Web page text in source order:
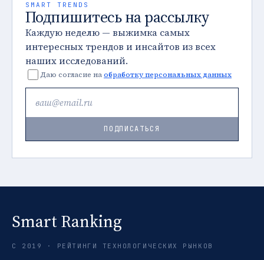
SMART TRENDS
Подпишитесь на рассылку
Каждую неделю — выжимка самых
интересных трендов и инсайтов из всех
наших исследований.
Даю согласие наобработку персональных данных
ПОДПИСАТЬСЯ
Smart Ranking
С 2019 · РЕЙТИНГИ ТЕХНОЛОГИЧЕСКИХ РЫНКОВ